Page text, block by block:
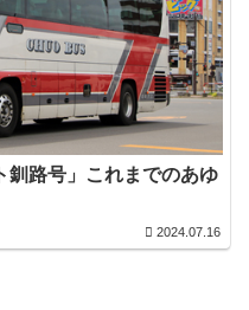
釧路号」これまでのあゆ
2024.07.16